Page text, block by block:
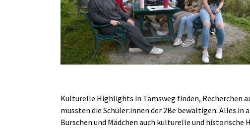
Kulturelle Highlights in Tamsweg finden, Recherchen
mussten die Schüler:innen der 2Be bewältigen. Alles
Burschen und Mädchen auch kulturelle und